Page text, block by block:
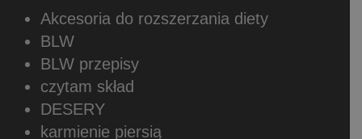
Akcesoria do rozszerzania diety
BLW
BLW przepisy
czytam skład
DESERY
karmienie piersią